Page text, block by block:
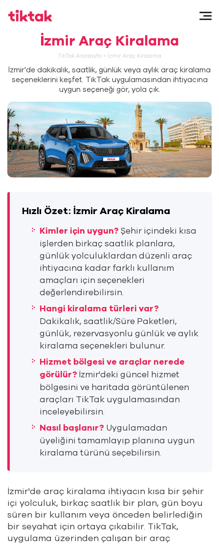
İzmir Araç Kiralama
TikTak Anasayfa > İzmir Araç Kiralama
İzmir'de dakikalık, saatlik, günlük veya aylık araç kiralama
seçeneklerini keşfet. TikTak uygulamasından ihtiyacına
uygun seçeneği gör, yola çık.
Hızlı Özet: İzmir Araç Kiralama
Kimler için uygun? Şehir içindeki kısa
işlerden birkaç saatlik planlara,
günlük yolculuklardan düzenli araç
ihtiyacına kadar farklı kullanım
amaçları için seçenekleri
değerlendirebilirsin.
Hangi kiralama türleri var?
Dakikalık, saatlik/Süre Paketleri,
günlük, rezervasyonlu günlük ve aylık
kiralama seçenekleri bulunur.
Hizmet bölgesi ve araçlar nerede
görülür? İzmir'deki güncel hizmet
bölgesini ve haritada görüntülenen
araçları TikTak uygulamasından
inceleyebilirsin.
Nasıl başlanır? Uygulamadan
üyeliğini tamamlayıp planına uygun
kiralama türünü seçebilirsin.
İzmir'de araç kiralama ihtiyacın kısa bir şehir
içi yolculuk, birkaç saatlik bir plan, gün boyu
süren bir kullanım veya önceden belirlediğin
bir seyahat için ortaya çıkabilir. TikTak,
uygulama üzerinden çalışan bir araç